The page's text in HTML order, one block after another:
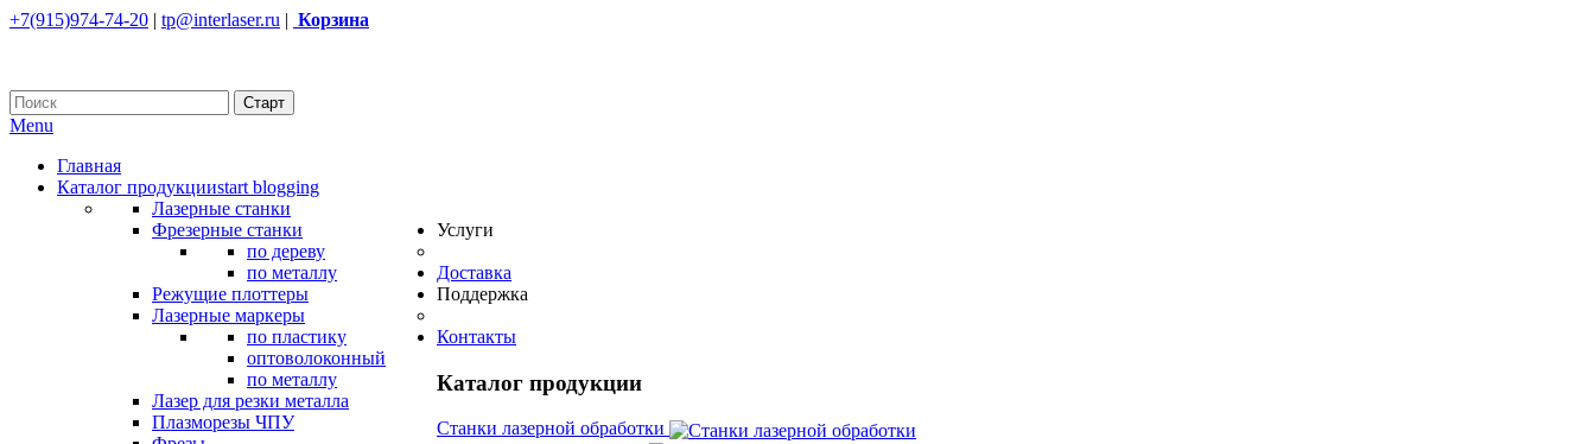
+7(915)974-74-20 | tp@interlaser.ru | Корзина
Menu
Главная
Каталог продукцииstart blogging
Лазерные станки
Фрезерные станки
по дереву
по металлу
Режущие плоттеры
Лазерные маркеры
по пластику
оптоволоконный
по металлу
Лазер для резки металла
Плазморезы ЧПУ
Услуги
Доставка
Поддержка
Контакты
Каталог продукции
Станки лазерной обработки